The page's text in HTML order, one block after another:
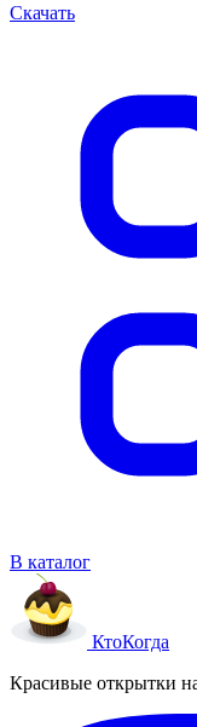
Скачать
В каталог
КтоКогда
Красивые открытки